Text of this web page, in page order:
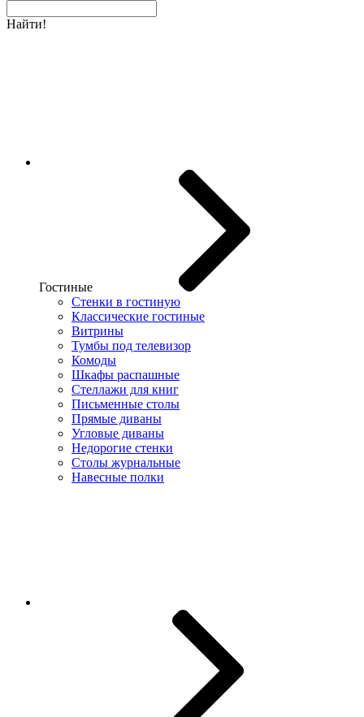
Найти!
Гостиные
Стенки в гостиную
Классические гостиные
Витрины
Тумбы под телевизор
Комоды
Шкафы распашные
Стеллажи для книг
Письменные столы
Прямые диваны
Угловые диваны
Недорогие стенки
Столы журнальные
Навесные полки